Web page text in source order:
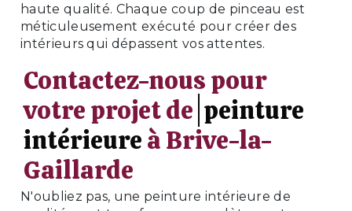
haute qualité. Chaque coup de pinceau est
méticuleusement exécuté pour créer des
intérieurs qui dépassent vos attentes.
Contactez-nous pour
votre projet de peinture
intérieureà Brive-la-
Gaillarde
N'oubliez pas, une peinture intérieure de